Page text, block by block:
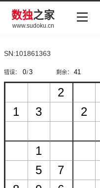
数独之家
www.sudoku.cn
SN:101861363
错误： / 剩余：